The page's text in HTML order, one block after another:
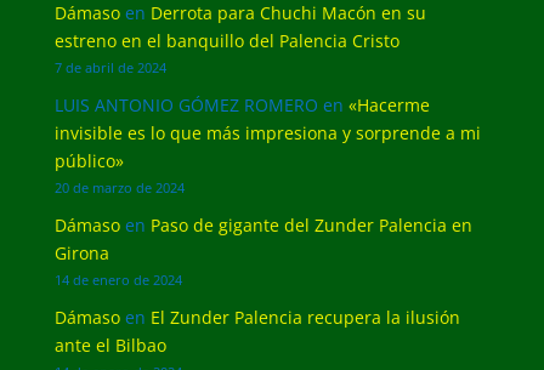
Dámasoen Derrota para Chuchi Macón en su
estreno en el banquillo del Palencia Cristo
7 de abril de 2024
LUIS ANTONIO GÓMEZ ROMERO en «Hacerme
invisible es lo que más impresiona y sorprende a mi
público»
20 de marzo de 2024
Dámasoen Paso de gigante del Zunder Palencia en
Girona
14 de enero de 2024
Dámasoen El Zunder Palencia recupera la ilusión
ante el Bilbao